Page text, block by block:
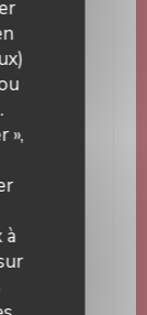
»,
à
bébés,
/ jeune
de
les
Petite